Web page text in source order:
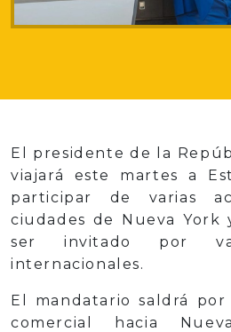
El presidente de la
viajará este martes a
participar de varias
ciudades de Nueva York
ser invitado por
internacionales.
El mandatario saldrá
comercial hacia